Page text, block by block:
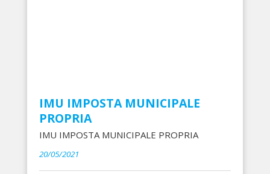
IMU IMPOSTA MUNICIPALE
PROPRIA
IMU IMPOSTA MUNICIPALE PROPRIA
20/05/2021